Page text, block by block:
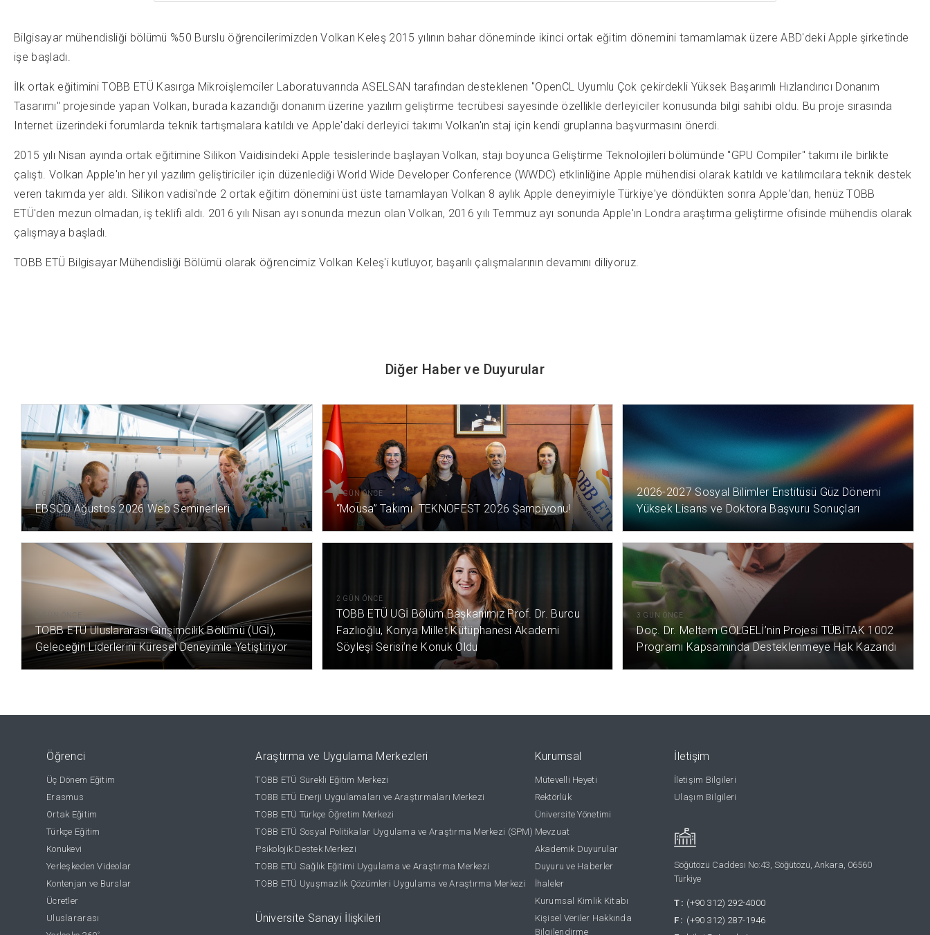
Bilgisayar mühendisliği bölümü %50 Burslu öğrencilerimizden Volkan Keleş 2015 yılının bahar döneminde ikinci ortak eğitim dönemini tamamlamak üzere ABD'deki Apple şirketinde
işe başladı.
İlk ortak eğitimini TOBB ETÜ Kasırga Mikroişlemciler Laboratuvarında ASELSAN tarafından desteklenen "OpenCL Uyumlu Çok çekirdekli Yüksek Başarımlı Hızlandırıcı Donanım
Tasarımı" projesinde yapan Volkan, burada kazandığı donanım üzerine yazılım geliştirme tecrübesi sayesinde özellikle derleyiciler konusunda bilgi sahibi oldu. Bu proje sırasında
Internet üzerindeki forumlarda teknik tartışmalara katıldı ve Apple'daki derleyici takımı Volkan'ın staj için kendi gruplarına başvurmasını önerdi.
2015 yılı Nisan ayında ortak eğitimine Silikon Vaidisindeki Apple tesislerinde başlayan Volkan, stajı boyunca Geliştirme Teknolojileri bölümünde "GPU Compiler" takımı ile birlikte
çalıştı. Volkan Apple'ın her yıl yazılım geliştiriciler için düzenlediği World Wide Developer Conference (WWDC) etklinliğine Apple mühendisi olarak katıldı ve katılımcılara teknik destek
veren takımda yer aldı. Silikon vadisi'nde 2 ortak eğitim dönemini üst üste tamamlayan Volkan 8 aylık Apple deneyimiyle Türkiye'ye döndükten sonra Apple'dan, henüz TOBB
ETÜ'den mezun olmadan, iş teklifi aldı. 2016 yılı Nisan ayı sonunda mezun olan Volkan, 2016 yılı Temmuz ayı sonunda Apple'ın Londra araştırma geliştirme ofisinde mühendis olarak
çalışmaya başladı.
TOBB ETÜ Bilgisayar Mühendisliği Bölümü olarak öğrencimiz Volkan Keleş'i kutluyor, başarılı çalışmalarının devamını diliyoruz.
Diğer Haber ve Duyurular
1 GÜN ÖNCE
EBSCO Ağustos 2026 Web Seminerleri
1 GÜN ÖNCE
“Mousa” Takımı TEKNOFEST 2026 Şampiyonu!
2 GÜN ÖNCE
2026-2027 Sosyal Bilimler Enstitüsü Güz Dönemi
Yüksek Lisans ve Doktora Başvuru Sonuçları
TOBB ETÜ Uluslararası Girişimcilik Bölümü (UGİ),
Geleceğin Liderlerini Küresel Deneyimle Yetiştiriyor
2 GÜN ÖNCE
TOBB ETÜ UGİ Bölüm Başkanımız Prof. Dr. Burcu
Fazlıoğlu, Konya Millet Kütüphanesi Akademi
Söyleşi Serisi’ne Konuk Oldu
3 GÜN ÖNCE
Doç. Dr. Meltem GÖLGELİ’nin Projesi TÜBİTAK 1002
Programı Kapsamında Desteklenmeye Hak Kazandı
Öğrenci
Üç Dönem Eğitim
Erasmus
Ortak Eğitim
Türkçe Eğitim
Konukevi
Yerleşkeden Videolar
Kontenjan ve Burslar
Ücretler
Uluslararası
Araştırma ve Uygulama Merkezleri
TOBB ETÜ Sürekli Eğitim Merkezi
TOBB ETÜ Enerji Uygulamaları ve Araştırmaları Merkezi
TOBB ETÜ Türkçe Öğretim Merkezi
TOBB ETÜ Sosyal Politikalar Uygulama ve Araştırma Merkezi (SPM)
Psikolojik Destek Merkezi
TOBB ETÜ Sağlık Eğitimi Uygulama ve Araştırma Merkezi
TOBB ETÜ Uyuşmazlık Çözümleri Uygulama ve Araştırma Merkezi
Üniversite Sanayi İlişkileri
Kurumsal
Mütevelli Heyeti
Rektörlük
Üniversite Yönetimi
Mevzuat
Akademik Duyurular
Duyuru ve Haberler
İhaleler
Kurumsal Kimlik Kitabı
Kişisel Veriler Hakkında
Bilgilendirme
İletişim
İletişim Bilgileri
Ulaşım Bilgileri
Söğütözü Caddesi No:43, Söğütözü, Ankara, 06560
Türkiye
T: (+90 312) 292-4000
F: (+90 312) 287-1946